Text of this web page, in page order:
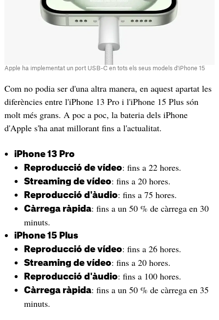
Apple ha implementat un port USB-C en tots els seus models d'iPhone 15
Com no podia ser d'una altra manera, en aquest apartat les
diferències entre l'iPhone 13 Pro i l'iPhone 15 Plus són
molt més grans. A poc a poc, la bateria dels iPhone
d'Apple s'ha anat millorant fins a l'actualitat.
iPhone 13 Pro
Reproducció de vídeo: fins a 22 hores.
Streaming de vídeo: fins a 20 hores.
Reproducció d'àudio: fins a 75 hores.
Càrrega ràpida: fins a un 50 % de càrrega en 30
minuts.
iPhone 15 Plus
Reproducció de vídeo: fins a 26 hores.
Streaming de vídeo: fins a 20 hores.
Reproducció d'àudio: fins a 100 hores.
Càrrega ràpida: fins a un 50 % de càrrega en 35
minuts.